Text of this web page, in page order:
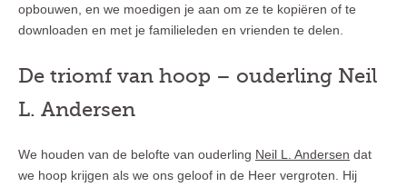
opbouwen, en we moedigen je aan om ze te kopiëren of te
downloaden en met je familieleden en vrienden te delen.
De triomf van hoop – ouderling Neil
L. Andersen
We houden van de belofte van ouderling Neil L. Andersen dat
we hoop krijgen als we ons geloof in de Heer vergroten. Hij